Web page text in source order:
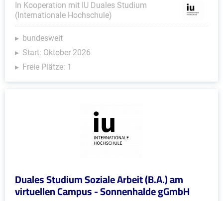
In Kooperation mit IU Duales Studium
(Internationale Hochschule)
bundesweit
Start: Oktober 2026
Freie Plätze: 1
Duales Studium Soziale Arbeit (B.A.) am
virtuellen Campus - Sonnenhalde gGmbH